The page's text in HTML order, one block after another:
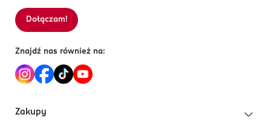
Sortowanie wg
Dołączam!
Znajdź nas również na:
Zakupy